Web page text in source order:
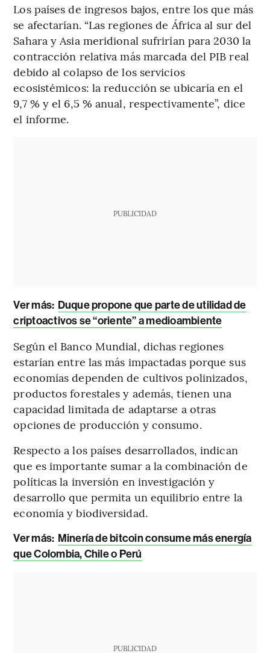
Los países de ingresos bajos, entre los que más
se afectarían. “Las regiones de África al sur del
Sahara y Asia meridional sufrirían para 2030 la
contracción relativa más marcada del PIB real
debido al colapso de los servicios
ecosistémicos: la reducción se ubicaría en el
9,7 % y el 6,5 % anual, respectivamente”, dice
el informe.
PUBLICIDAD
Ver más: Duque propone que parte de utilidad de
criptoactivos se “oriente” a medioambiente
Según el Banco Mundial, dichas regiones
estarían entre las más impactadas porque sus
economías dependen de cultivos polinizados,
productos forestales y además, tienen una
capacidad limitada de adaptarse a otras
opciones de producción y consumo.
Respecto a los países desarrollados, indican
que es importante sumar a la combinación de
políticas la inversión en investigación y
desarrollo que permita un equilibrio entre la
economía y biodiversidad.
Ver más: Minería de bitcoin consume más energía
que Colombia, Chile o Perú
PUBLICIDAD